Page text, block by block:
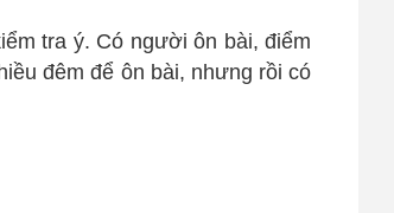
tra ý. Có người ôn bài, điểm
đêm để ôn bài, nhưng rồi có